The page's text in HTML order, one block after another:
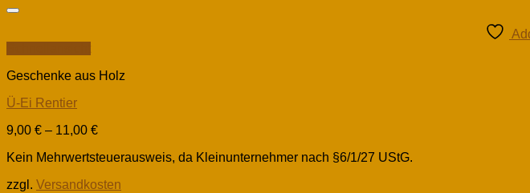
Geschenke aus Holz
Ü-Ei Rentier
9,00 € – 11,00 €
Kein Mehrwertsteuerausweis, da Kleinunternehmer nach §6/1/27 UStG.
zzgl. Versandkosten